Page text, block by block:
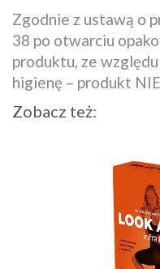
Zgodnie z ustawą o
38 po otwarciu
produktu, ze
higienę – produkt
Zobacz też: